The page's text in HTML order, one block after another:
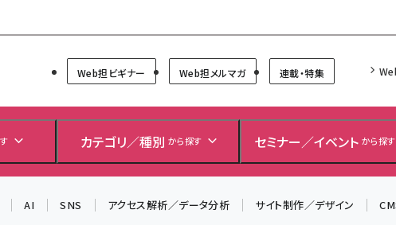
担当者Forum
Web担ビギナー Web担メルマガ 連載・特集
カテゴリ／種別 から探す セミナー／イベント から探す
AI SNS アクセス解析／データ分析 サイト制作／デザイン